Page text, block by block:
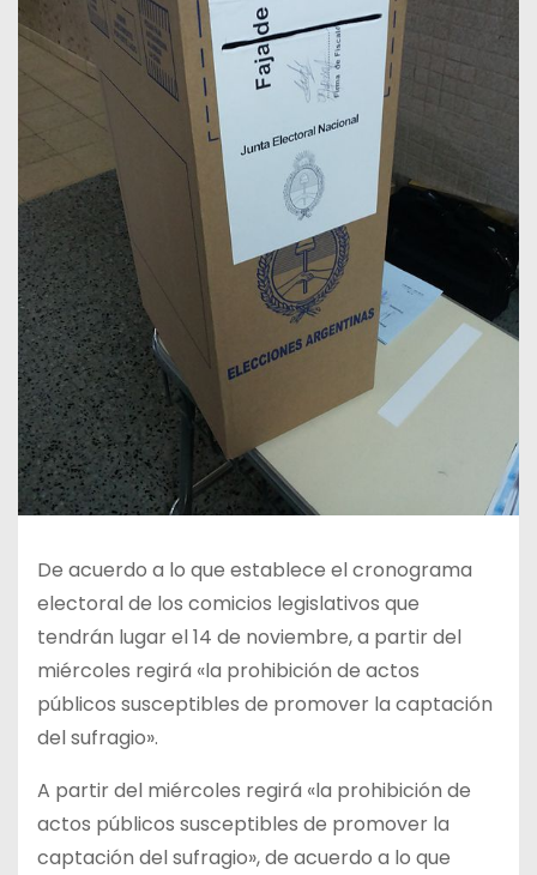
De acuerdo a lo que establece el cronograma
electoral de los comicios legislativos que
tendrán lugar el 14 de noviembre, a partir del
miércoles regirá «la prohibición de actos
públicos susceptibles de promover la captación
del sufragio».
A partir del miércoles regirá «la prohibición de
actos públicos susceptibles de promover la
captación del sufragio», de acuerdo a lo que